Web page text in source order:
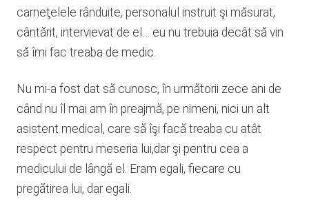
carneţelele rânduite, personalul instruit şi măsurat,
cântărit, intervievat de el… eu nu trebuia decât să vin
să îmi fac treaba de medic.
Nu mi-a fost dat să cunosc, în următorii zece ani de
când nu îl mai am în preajmă, pe nimeni, nici un alt
asistent medical, care să îşi facă treaba cu atât
respect pentru meseria lui,dar şi pentru cea a
medicului de lângă el. Eram egali, fiecare cu
pregătirea lui, dar egali.